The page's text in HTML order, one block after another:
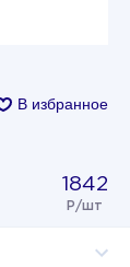
В избранное
1842
Р/шт